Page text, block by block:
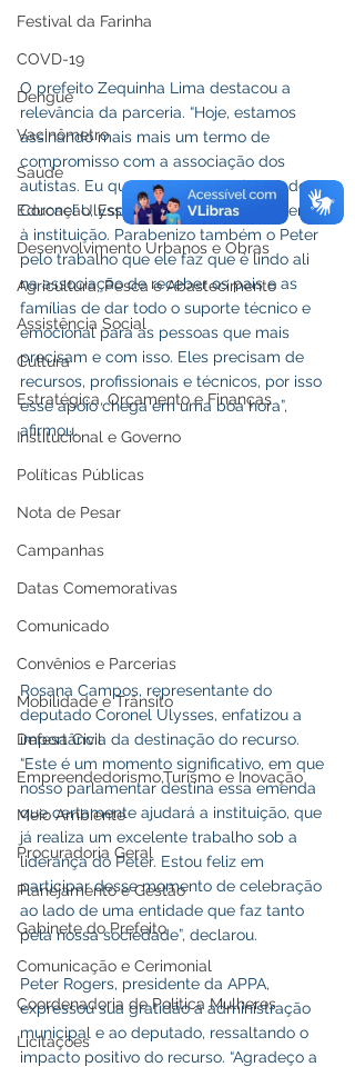
Festival da Farinha
COVD-19
Dengue
Vacinômetro
Saúde
Educação, Esporte e Lazer
Desenvolvimento Urbanos e Obras
Agricultura, Pesca e Abastecimento
Assistência Social
Cultura
Estratégica, Orçamento e Finanças
Institucional e Governo
Políticas Públicas
Nota de Pesar
Campanhas
Datas Comemorativas
Comunicado
Convênios e Parcerias
Mobilidade e Trânsito
Defesa Civil
Empreendedorismo,Turismo e Inovação
Meio Ambiente
Procuradoria Geral
Planejamento e Gestão
Gabinete do Prefeito
Comunicação e Cerimonial
Coordenadoria de Politica Mulheres
Licitações
O prefeito Zequinha Lima destacou a
relevância da parceria. “Hoje, estamos
assinando mais mais um termo de
compromisso com a associação dos
autistas. Eu quero destacar o deputado
Coronel Ulysses, que destinou esta verba
à instituição. Parabenizo também o Peter
pelo trabalho que ele faz que é lindo ali
na associação de receber os pais e as
famílias de dar todo o suporte técnico e
emocional para as pessoas que mais
precisam e com isso. Eles precisam de
recursos, profissionais e técnicos, por isso
esse apoio chega em uma boa hora”,
afirmou.
Rosana Campos, representante do
deputado Coronel Ulysses, enfatizou a
importância da destinação do recurso.
“Este é um momento significativo, em que
nosso parlamentar destina essa emenda
que certamente ajudará a instituição, que
já realiza um excelente trabalho sob a
liderança do Peter. Estou feliz em
participar desse momento de celebração
ao lado de uma entidade que faz tanto
pela nossa sociedade”, declarou.
Peter Rogers, presidente da APPA,
expressou sua gratidão à administração
municipal e ao deputado, ressaltando o
impacto positivo do recurso. “Agradeço a